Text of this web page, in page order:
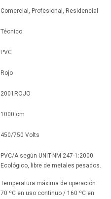
Comercial, Profesional, Residencial
Técnico
PVC
Rojo
2001ROJO
1000 cm
450/750 Volts
PVC/A según UNIT-NM 247-1:2000.
Ecológico, libre de metales pesados.
Temperatura máxima de operación:
70 ºC en uso continuo / 160 ºC en